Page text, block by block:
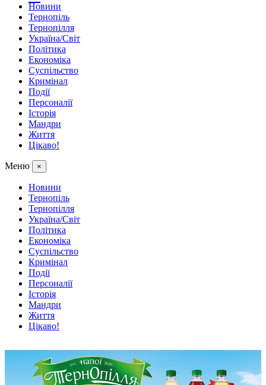
Новини
Тернопіль
Тернопілля
Україна/Світ
Політика
Економіка
Суспільство
Кримінал
Події
Персоналії
Історія
Мандри
Життя
Цікаво!
Меню ×
Новини
Тернопіль
Тернопілля
Україна/Світ
Політика
Економіка
Суспільство
Кримінал
Події
Персоналії
Історія
Мандри
Життя
Цікаво!